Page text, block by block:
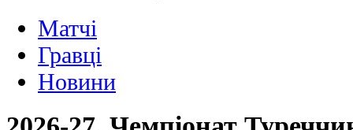
Матчi
Гравці
Новини